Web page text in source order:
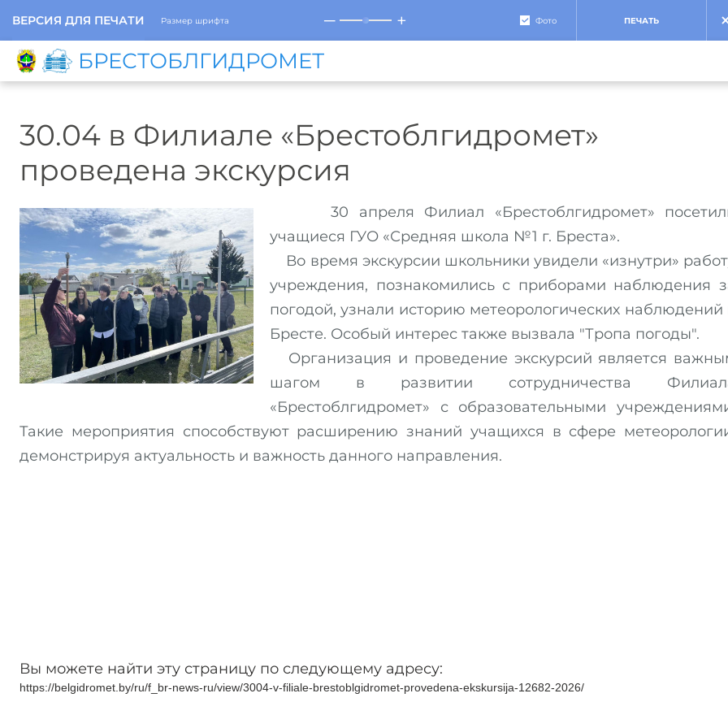
ВЕРСИЯ ДЛЯ ПЕЧАТИ Размер шрифта ─ + Фото ПЕЧАТЬ
БРЕСТОБЛГИДРОМЕТ
30.04 в Филиале «Брестоблгидромет»
проведена экскурсия
30 апреля Филиал «Брестоблгидромет»
учащиеся ГУО «Средняя школа №1 г. Бреста».
Во время экскурсии школьники увидели «изнутри»
учреждения, познакомились с приборами наблюдения
погодой, узнали историю метеорологических наблюдений
Бресте. Особый интерес также вызвала "Тропа погоды".
Организация и проведение экскурсий является
шагом в развитии сотрудничества
«Брестоблгидромет» с образовательными
Такие мероприятия способствуют расширению знаний учащихся в сфере
демонстрируя актуальность и важность данного направления.
Вы можете найти эту страницу по следующему адресу:
https://belgidromet.by/ru/f_br-news-ru/view/3004-v-filiale-brestoblgidromet-provedena-ekskursija-12682-2026/